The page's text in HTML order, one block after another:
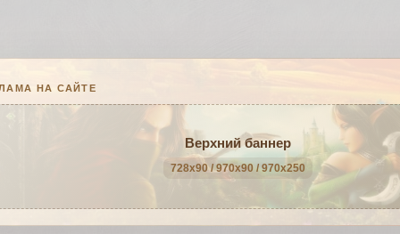
НА САЙТЕ
Верхний баннер
728x90 / 970x90 / 970x250